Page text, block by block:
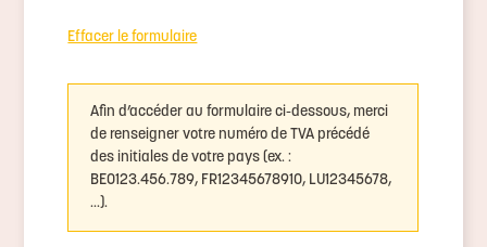
Effacer le formulaire
Afin d’accéder au formulaire ci-dessous, merci
de renseigner votre numéro de TVA précédé
des initiales de votre pays (ex. :
BE0123.456.789, FR12345678910, LU12345678,
…).